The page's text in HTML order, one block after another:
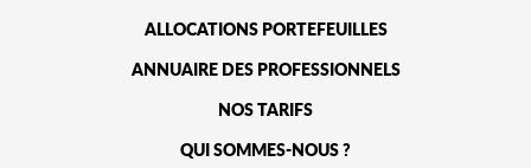
ALLOCATIONS PORTEFEUILLES
ANNUAIRE DES PROFESSIONNELS
NOS TARIFS
QUI SOMMES-NOUS ?